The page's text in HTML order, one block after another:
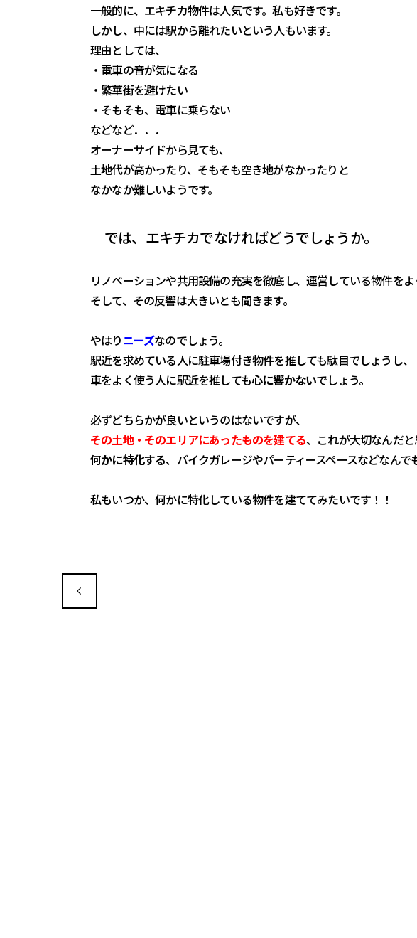
一般的に、エキチカ物件は人気です。私も好きです。
しかし、中には駅から離れたいという人もいます。
理由としては、
・電車の音が気になる
・繁華街を避けたい
・そもそも、電車に乗らない
などなど．．．
オーナーサイドから見ても、
土地代が高かったり、そもそも空き地がなかったりと
なかなか難しいようです。
では、エキチカでなければどうでしょうか。
リノベーションや共用設備の充実を徹底し、運営している物件をよ
そして、その反響は大きいとも聞きます。
やはりニーズなのでしょう。
駅近を求めている人に駐車場付き物件を推しても駄目でしょうし、
車をよく使う人に駅近を推しても心に響かないでしょう。
必ずどちらかが良いというのはないですが、
その土地・そのエリアにあったものを建てる、これが大切なんだと
何かに特化する、バイクガレージやパーティースペースなどなんで
私もいつか、何かに特化している物件を建ててみたいです！！